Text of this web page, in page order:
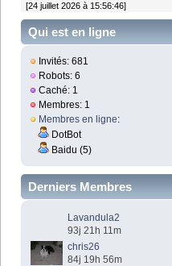
[24 juillet 2026 à 15:56:46]
Qui est en ligne
Invités: 681
Robots: 6
Caché: 1
Membres: 1
Membres en ligne:
DotBot
Baidu (5)
Derniers Membres
Lavandula2
93j 21h 11m
chris26
84j 19h 56m